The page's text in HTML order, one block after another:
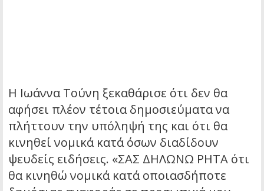
Η Ιωάννα Τούνη ξεκαθάρισε ότι δεν θα
αφήσει πλέον τέτοια δημοσιεύματα να
πλήττουν την υπόληψή της και ότι θα
κινηθεί νομικά κατά όσων διαδίδουν
ψευδείς ειδήσεις. «ΣΑΣ ΔΗΛΩΝΩ ΡΗΤΑ ότι
θα κινηθώ νομικά κατά οποιασδήποτε